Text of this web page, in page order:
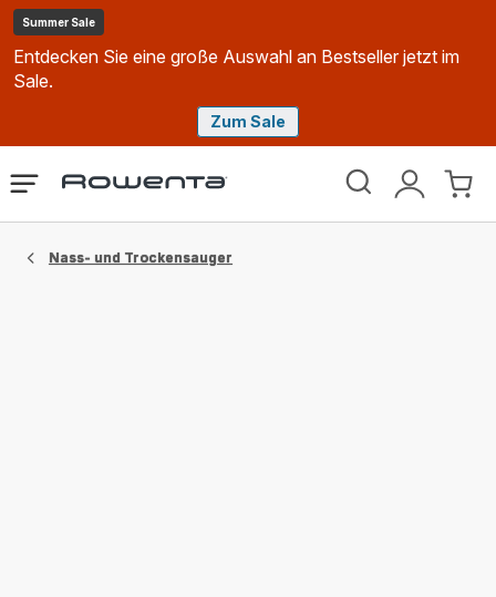
Summer Sale
Entdecken Sie eine große Auswahl an Bestseller jetzt im
Sale.
Zum Sale
Rowenta
Mein
Mein
Das
Nass- und Trockensauger